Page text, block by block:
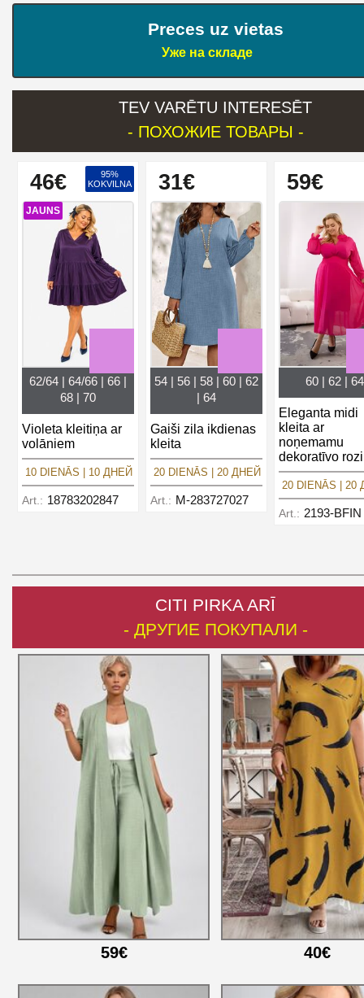
Preces uz vietas
Уже на складе
TEV VARĒTU INTERESĒT
- ПОХОЖИЕ ТОВАРЫ -
46€
JAUNS
95%
KOKVILNA
62/64 | 64/66 | 66 |
68 | 70
Violeta kleitiņa ar
volāniem
10 DIENĀS | 10 ДНЕЙ
Art.: 18783202847
31€
54 | 56 | 58 | 60 | 62
| 64
Gaiši zila ikdienas
kleita
20 DIENĀS | 20 ДНЕЙ
Art.: M-283727027
59€
60 | 62 | 64
Eleganta midi
kleita ar
noņemamu
dekoratīvo rozi
20 DIENĀS | 20
Art.: 2193-BFIN
CITI PIRKA ARĪ
- ДРУГИЕ ПОКУПАЛИ -
59€ 40€